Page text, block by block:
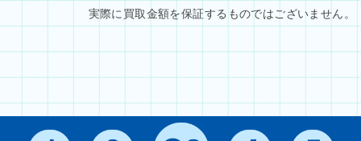
実際に買取金額を保証するものではございません。